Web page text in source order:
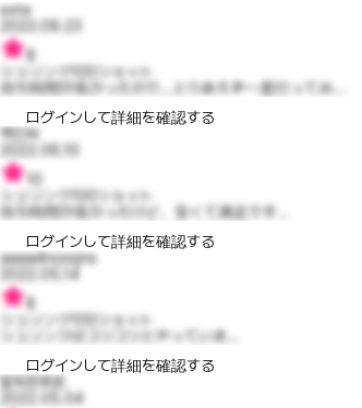
exte
2023.09.23
8
シュリンク100ショット
待ち時間が長かったので...とりあえず一度行ってみ...
ログインして詳細を確認する
핵인싸
2022.06.10
シュリンク100ショット
待ち時間が長かったけど、安くて満足です...
ログインして詳細を確認する
aaaadnossjns
8
シュリンク100ショット
シュリンクはコツコツとやっていま...
ログインして詳細を確認する
탈퇴한회원
2022.05.04